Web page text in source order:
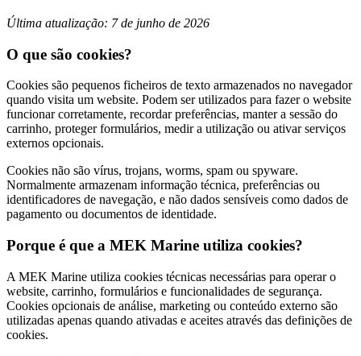
Última atualização: 7 de junho de 2026
O que são cookies?
Cookies são pequenos ficheiros de texto armazenados no navegador
quando visita um website. Podem ser utilizados para fazer o website
funcionar corretamente, recordar preferências, manter a sessão do
carrinho, proteger formulários, medir a utilização ou ativar serviços
externos opcionais.
Cookies não são vírus, trojans, worms, spam ou spyware.
Normalmente armazenam informação técnica, preferências ou
identificadores de navegação, e não dados sensíveis como dados de
pagamento ou documentos de identidade.
Porque é que a MEK Marine utiliza cookies?
A MEK Marine utiliza cookies técnicas necessárias para operar o
website, carrinho, formulários e funcionalidades de segurança.
Cookies opcionais de análise, marketing ou conteúdo externo são
utilizadas apenas quando ativadas e aceites através das definições de
cookies.